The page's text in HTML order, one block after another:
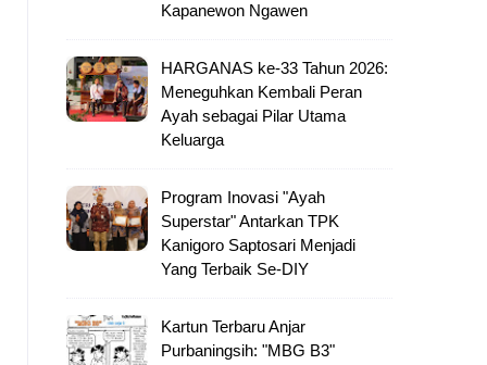
Kapanewon Ngawen
HARGANAS ke-33 Tahun 2026:
Meneguhkan Kembali Peran
Ayah sebagai Pilar Utama
Keluarga
Program Inovasi "Ayah
Superstar" Antarkan TPK
Kanigoro Saptosari Menjadi
Yang Terbaik Se-DIY
Kartun Terbaru Anjar
Purbaningsih: "MBG B3"